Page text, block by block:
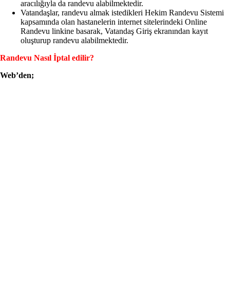
aracılığıyla da randevu alabilmektedir.
Vatandaşlar, randevu almak istedikleri Hekim Randevu Sistemi
kapsamında olan hastanelerin internet sitelerindeki Online
Randevu linkine basarak, Vatandaş Giriş ekranından kayıt
oluşturup randevu alabilmektedir.
Randevu Nasıl İptal edilir?
Web’den;